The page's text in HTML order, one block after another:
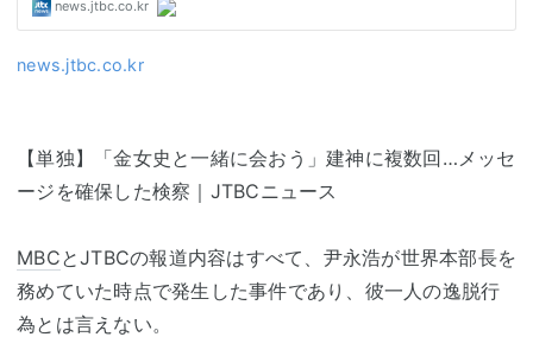
news.jtbc.co.kr
【単独】「金女史と一緒に会おう」建神に複数回…メッセ
ージを確保した検察｜JTBCニュース
MBCとJTBCの報道内容はすべて、尹永浩が世界本部長を
務めていた時点で発生した事件であり、彼一人の逸脱行
為とは言えない。